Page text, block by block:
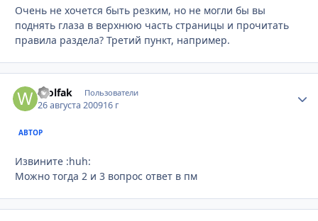
Очень не хочется быть резким, но не могли бы вы
поднять глаза в верхнюю часть страницы и прочитать
правила раздела? Третий пункт, например.
Wolfak Пользователи
26 августа 200916 г
АВТОР
Извините :huh:
Можно тогда 2 и 3 вопрос ответ в пм